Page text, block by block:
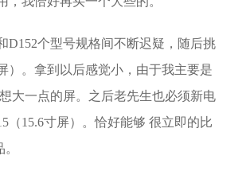
D152个型号规格间不断迟疑，随后挑
）。拿到以后感觉小，由于我主要是
大一点的屏。之后老先生也必须新电
（15.6寸屏）。恰好能够 很立即的比